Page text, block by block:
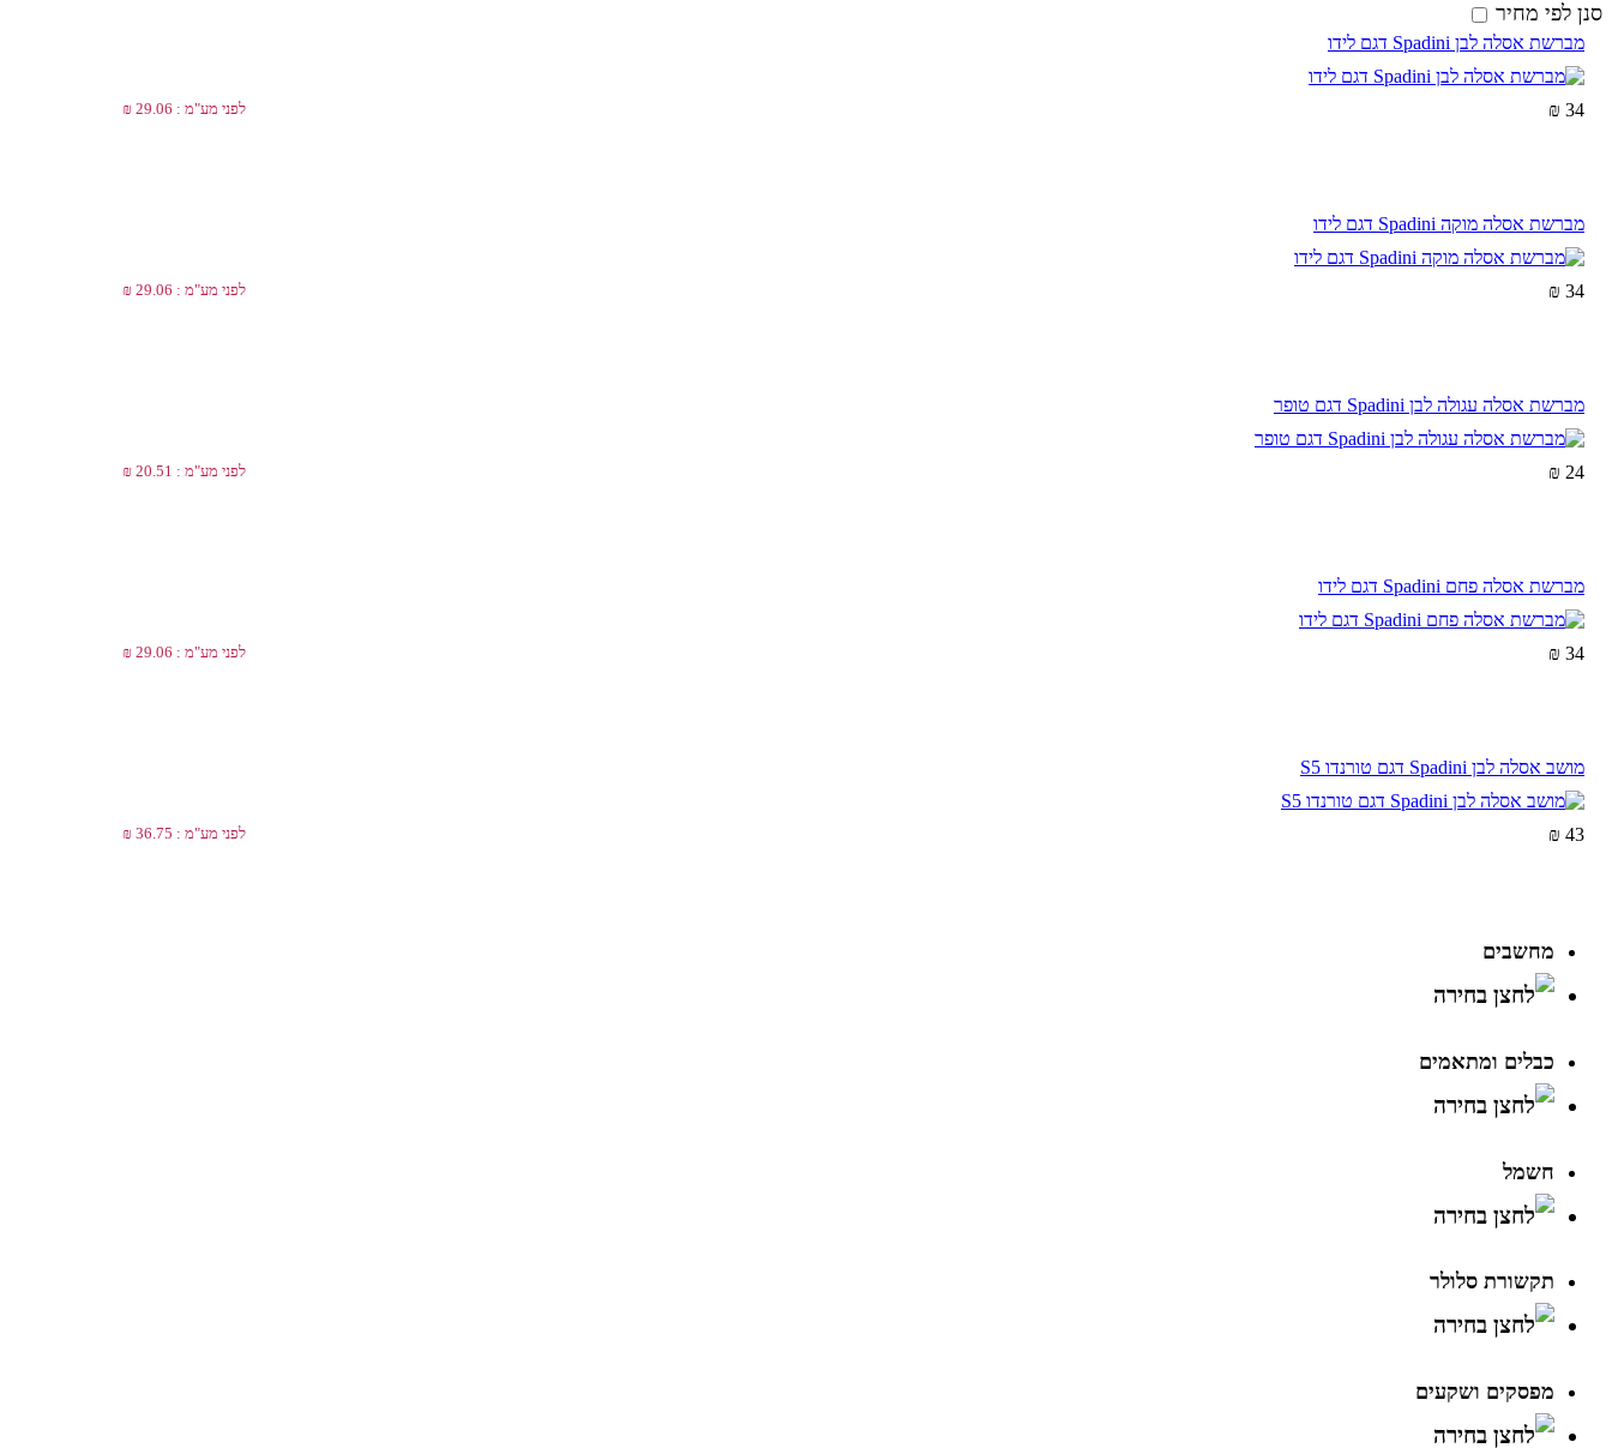
סנן לפי מחיר
מברשת אסלה לבן Spadini דגם לידו
לפני מע"מ : 29.06 ₪ 34 ₪
מברשת אסלה מוקה Spadini דגם לידו
לפני מע"מ : 29.06 ₪ 34 ₪
מברשת אסלה עגולה לבן Spadini דגם טופר
לפני מע"מ : 20.51 ₪ 24 ₪
מברשת אסלה פחם Spadini דגם לידו
לפני מע"מ : 29.06 ₪ 34 ₪
מושב אסלה לבן Spadini דגם טורנדו S5
לפני מע"מ : 36.75 ₪ 43 ₪
מחשבים
כבלים ומתאמים
חשמל
תקשורת סלולר
מפסקים ושקעים